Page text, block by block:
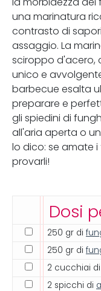
una marinatura
contrasto di
assaggio. La
sciroppo d'acero,
unico e
barbecue esalta
preparare e
gli spiedini di
all'aria aperta o
lo dico: se amate
provarli!
Dosi
250 gr di
250 gr di
2 cucchiai di
2 spicchi di